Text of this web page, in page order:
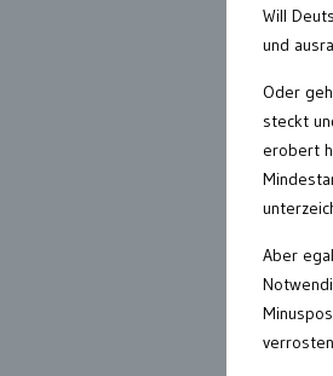
Will
und
Oder
steckt
erobert
Aber